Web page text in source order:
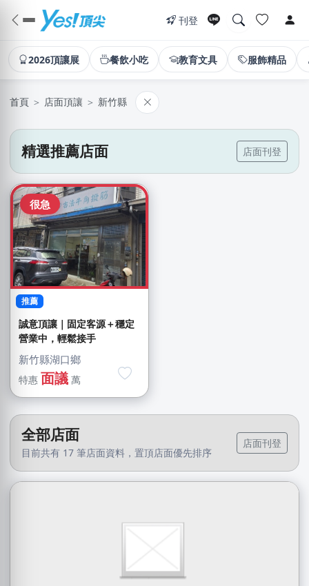
刊登
2026頂讓展 餐飲小吃 教育文具 服飾精品
首頁 ＞ 店面頂讓 ＞ 新竹縣
精選推薦店面 店面刊登
很急
推薦
誠意頂讓｜固定客源＋穩定
營業中，輕鬆接手
新竹縣湖口鄉
特惠 面議 萬
全部店面
目前共有 17 筆店面資料，置頂店面優先排序
店面刊登